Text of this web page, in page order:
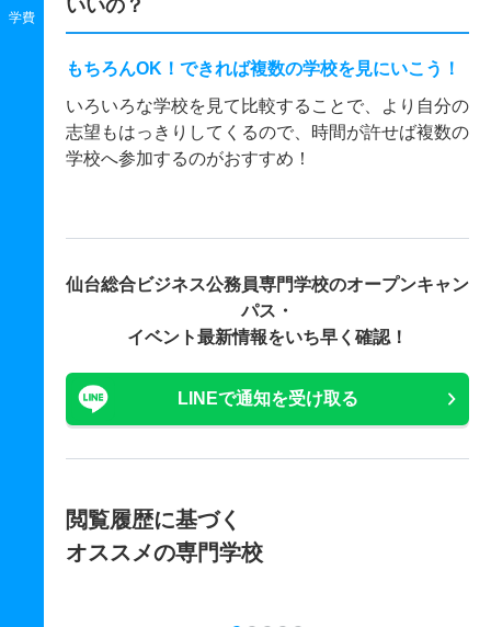
学費
いいの？
もちろんOK！できれば複数の学校を見にいこう！
いろいろな学校を見て比較することで、より自分の
志望もはっきりしてくるので、時間が許せば複数の
学校へ参加するのがおすすめ！
仙台総合ビジネス公務員専門学校のオープンキャン
パス・
イベント最新情報をいち早く確認！
LINEで通知を受け取る
閲覧履歴に基づく
オススメの専門学校